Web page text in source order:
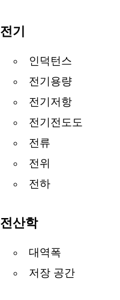
전기
인덕턴스
전기용량
전기저항
전기전도도
전류
전위
전하
전산학
대역폭
저장 공간